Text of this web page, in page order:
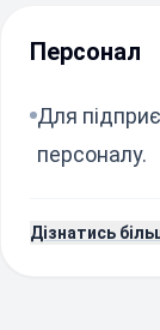
Персонал
Для
персоналу.
Дізнатись